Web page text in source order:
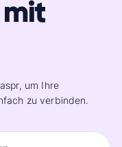
um Ihre
zu verbinden.